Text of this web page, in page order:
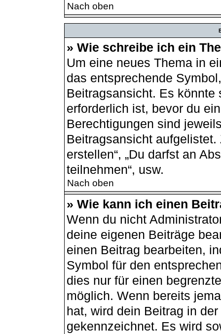
Nach oben
» Wie schreibe ich ein
Um eine neues Thema in
das entsprechende
Beitragsansicht. Es
erforderlich ist, bevor du
Berechtigungen sind
Beitragsansicht aufgelistet.
erstellen“, „Du darfst an
teilnehmen“, usw.
Nach oben
» Wie kann ich einen
Wenn du nicht
deine eigenen Beiträge
einen Beitrag bearbeiten,
Symbol für den
dies nur für einen
möglich. Wenn bereits
hat, wird dein Beitrag in
gekennzeichnet. Es wird